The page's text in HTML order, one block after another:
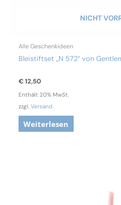
NICHT
Alle Geschenkideen
Bleistiftset „N 572“ von
€12,50
Enthält 20% MwSt.
zzgl.Versand
Weiterlesen